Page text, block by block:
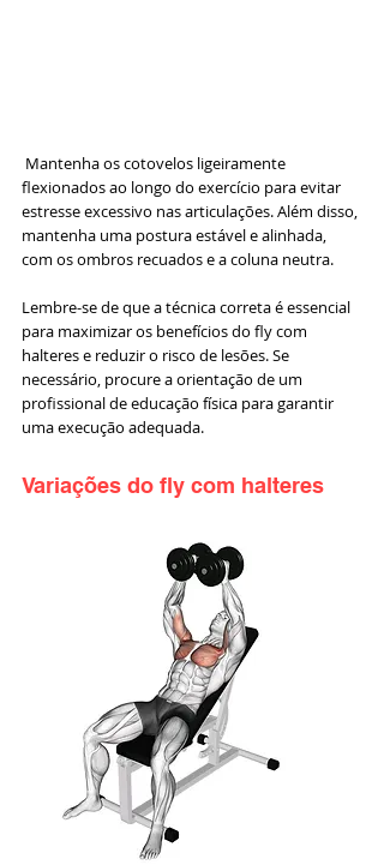
flexionados ao longo do exercício para evitar
estresse excessivo nas articulações. Além disso,
mantenha uma postura estável e alinhada,
com os ombros recuados e a coluna neutra.
Lembre-se de que a técnica correta é essencial
para maximizar os benefícios do fly com
halteres e reduzir o risco de lesões. Se
necessário, procure a orientação de um
profissional de educação física para garantir
uma execução adequada.
Variações do fly com halteres